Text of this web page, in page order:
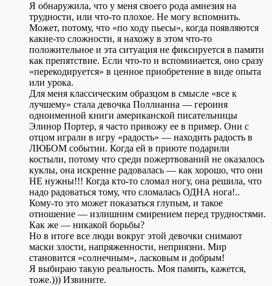
Я обнаружила, что у меня своего рода амнезия на
трудности, или что-то плохое. Не могу вспомнить.
Может, потому, что «по ходу пьесы», когда появляются
какие-то сложности, я нахожу в этом что-то
положительное и эта ситуация не фиксируется в памяти
как препятствие. Если что-то и вспоминается, оно сразу
«перекодируется» в ценное приобретение в виде опыта
или урока.
Для меня классическим образцом в смысле «все к
лучшему» стала девочка Поллианна — героиня
одноименной книги американской писательницы
Элинор Портер, я часто привожу ее в пример. Они с
отцом играли в игру «радость» — находить радость в
ЛЮБОМ событии. Когда ей в приюте подарили
костыли, потому что среди пожертвований не оказалось
куклы, она искренне радовалась — как хорошо, что они
НЕ нужны!!! Когда кто-то сломал ногу, она решила, что
надо радоваться тому, что сломалась ОДНА нога!..
Кому-то это может показаться глупым, и такое
отношение — излишним смирением перед трудностями.
Как же — никакой борьбы?
Но в итоге все люди вокруг этой девочки снимают
маски злости, напряженности, неприязни. Мир
становится «солнечным», ласковым и добрым!
Я выбираю такую реальность. Моя память, кажется,
тоже.))) Извините.